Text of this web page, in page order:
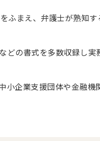
ふまえ、弁護士が熟知す
の書式を多数収録し実
小企業支援団体や金融機